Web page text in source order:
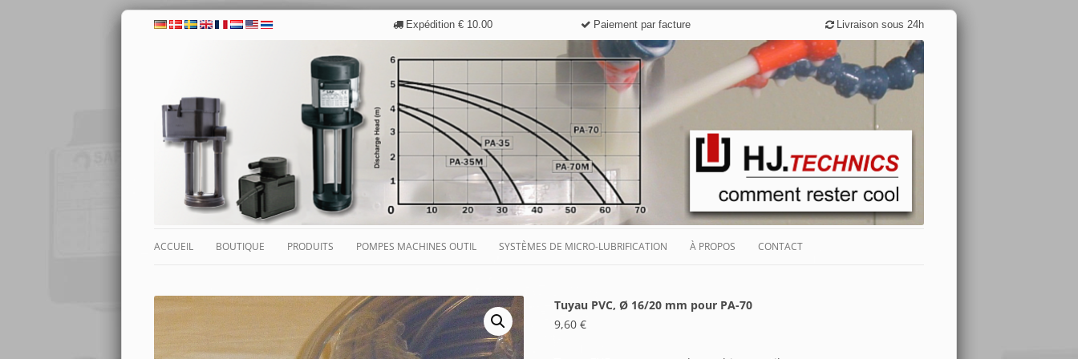
Expédition € 10.00 Paiement par facture Livraison sous 24h
au
ACCUEIL BOUTIQUE
PANIER
PRODUITS
POMPE ES-P
POMPE SA
SYSTÈMES DE MICRO-
LUBRIFICATION
SYSTÈME DE MICRO-
LUBRIFICATION TYPE S
POMPES MACHINES OUTIL SYSTÈMES DE MICRO-LUBRIFICATION
LUBRIFICATION
DOMAINES D’APPLICATION
À PROPOS
TÉMOIGNAGES
CONTACT
Tuyau PVC, Ø 16/20 mm pour PA-70
9,60€